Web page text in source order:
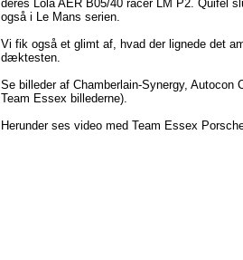
deres Lola AER B05/40 racer LM P2. Quifel
også i Le Mans serien.
Vi fik også et glimt af, hvad der lignede det
dæktesten.
Se billeder af Chamberlain-Synergy, Autocon
Team Essex billederne).
Herunder ses video med Team Essex